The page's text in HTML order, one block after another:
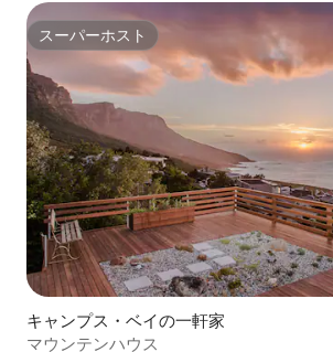
スーパーホスト
スーパーホスト
キャンプス・ベイの一軒家
マウンテンハウス